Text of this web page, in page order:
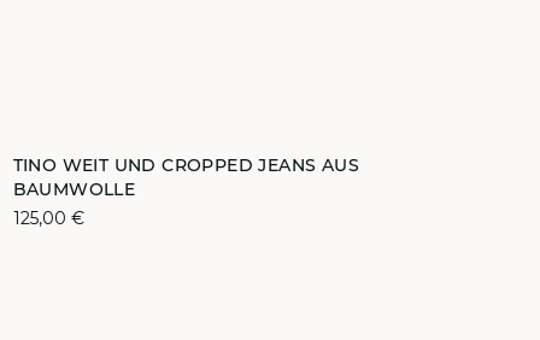
TINO WEIT UND CROPPED JEANS AUS
BAUMWOLLE
125,00 €
32